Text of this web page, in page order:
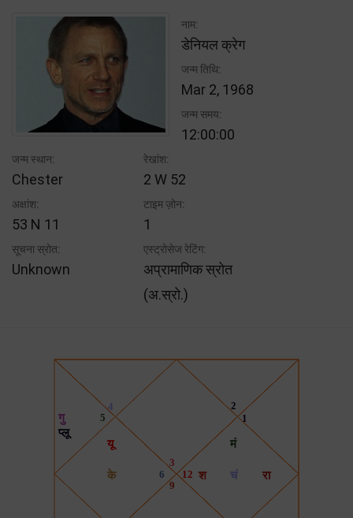
नाम:
डेनियल क्रेग
जन्म तिथि:
Mar 2, 1968
जन्म समय:
12:00:00
जन्म स्थान:
Chester
रेखांश:
2 W 52
अक्षांश:
53 N 11
टाइम ज़ोन:
1
सूचना स्रोत:
Unknown
एस्ट्रोसेज रेटिंग:
अप्रामाणिक स्रोत
(अ.स्रो.)